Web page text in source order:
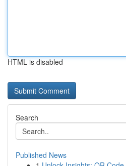
HTML is disabled
Search
Published News